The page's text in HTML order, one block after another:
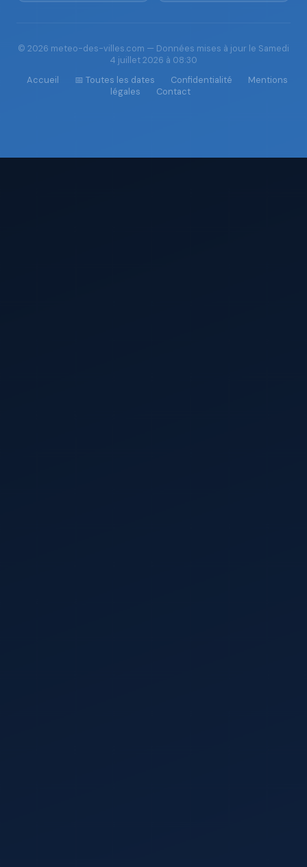
© 2026 meteo-des-villes.com — Données mises à jour le Samedi
4 juillet 2026 à 08:30
Accueil
📅 Toutes les dates Confidentialité
Mentions
légales
Contact